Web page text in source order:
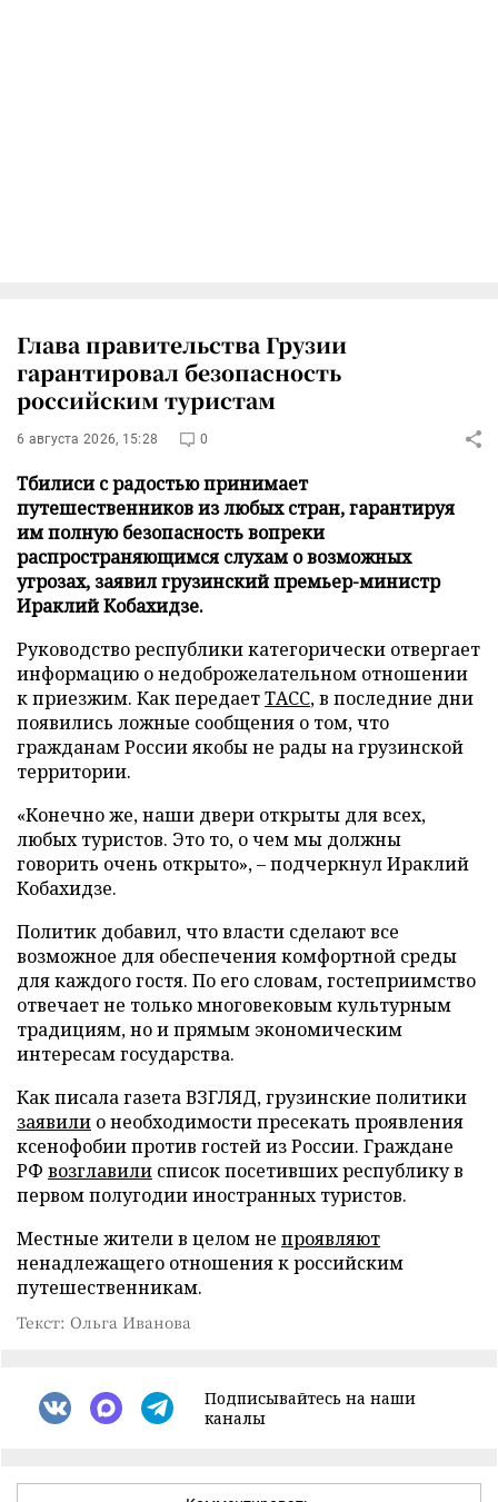
Глава правительства Грузии
гарантировал безопасность
российским туристам
6 августа 2026, 15:28 0
Тбилиси с радостью принимает
путешественников из любых стран, гарантируя
им полную безопасность вопреки
распространяющимся слухам о возможных
угрозах, заявил грузинский премьер-министр
Ираклий Кобахидзе.
Руководство республики категорически отвергает
информацию о недоброжелательном отношении
к приезжим. Как передаетТАСС, в последние дни
появились ложные сообщения о том, что
гражданам России якобы не рады на грузинской
территории.
«Конечно же, наши двери открыты для всех,
любых туристов. Это то, о чем мы должны
говорить очень открыто», – подчеркнул Ираклий
Кобахидзе.
Политик добавил, что власти сделают все
возможное для обеспечения комфортной среды
для каждого гостя. По его словам, гостеприимство
отвечает не только многовековым культурным
традициям, но и прямым экономическим
интересам государства.
Как писала газета ВЗГЛЯД, грузинские политики
заявили о необходимости пресекать проявления
ксенофобии против гостей из России. Граждане
РФ возглавили список посетивших республику в
первом полугодии иностранных туристов.
Местные жители в целом не проявляют
ненадлежащего отношения к российским
путешественникам.
Текст: Ольга Иванова
Подписывайтесь на наши
каналы